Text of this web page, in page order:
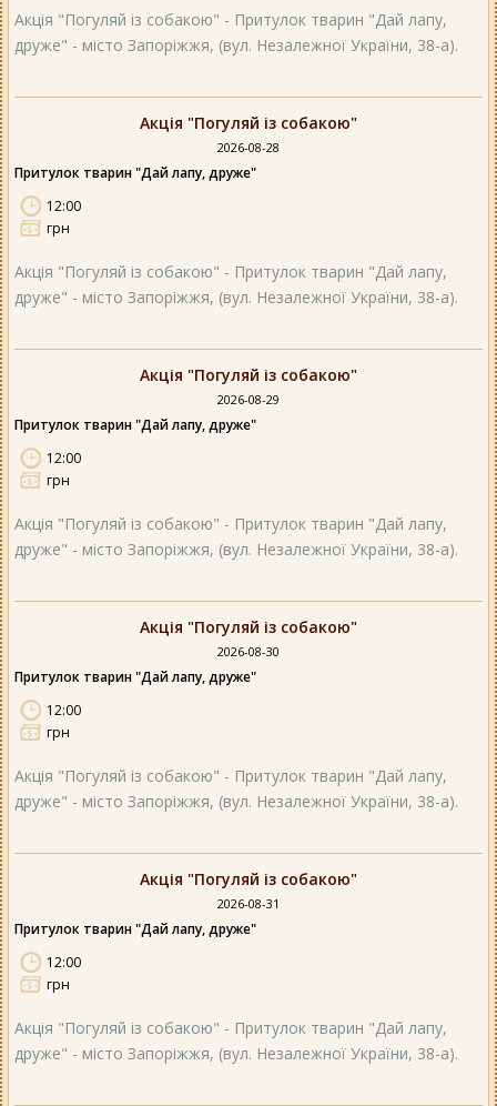
Акція "Погуляй із собакою" - Притулок тварин "Дай лапу,
друже" - місто Запоріжжя, (вул. Незалежної України, 38-а).
Акція "Погуляй із собакою"
2026-08-28
Притулок тварин "Дай лапу, друже"
12:00
грн
Акція "Погуляй із собакою" - Притулок тварин "Дай лапу,
друже" - місто Запоріжжя, (вул. Незалежної України, 38-а).
Акція "Погуляй із собакою"
2026-08-29
Притулок тварин "Дай лапу, друже"
12:00
грн
Акція "Погуляй із собакою" - Притулок тварин "Дай лапу,
друже" - місто Запоріжжя, (вул. Незалежної України, 38-а).
Акція "Погуляй із собакою"
2026-08-30
Притулок тварин "Дай лапу, друже"
12:00
грн
Акція "Погуляй із собакою" - Притулок тварин "Дай лапу,
друже" - місто Запоріжжя, (вул. Незалежної України, 38-а).
Акція "Погуляй із собакою"
2026-08-31
Притулок тварин "Дай лапу, друже"
12:00
грн
Акція "Погуляй із собакою" - Притулок тварин "Дай лапу,
друже" - місто Запоріжжя, (вул. Незалежної України, 38-а).